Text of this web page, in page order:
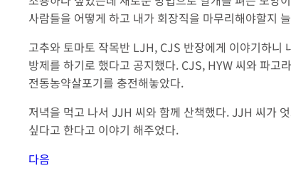
사람들을 어떻게 하고 내가 회장직을 마무리해야할지
고추와 토마토 작목반 LJH, CJS 반장에게 이야기하니
방제를 하기로 했다고 공지했다. CJS, HYW 씨와 파고
전동농약살포기를 충전해놓았다.
저녁을 먹고 나서 JJH 씨와 함께 산책했다. JJH 씨가
싶다고 한다고 이야기 해주었다.
다음